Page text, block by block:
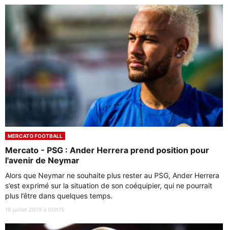
MERCATO FOOTBALL
Mercato - PSG : Ander Herrera prend position pour
l'avenir de Neymar
Alors que Neymar ne souhaite plus rester au PSG, Ander Herrera
s’est exprimé sur la situation de son coéquipier, qui ne pourrait
plus l’être dans quelques temps.
18 juillet 2019 à 00h15